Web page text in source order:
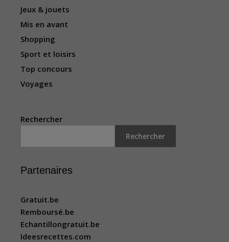
Jeux & jouets
Mis en avant
Shopping
Sport et loisirs
Top concours
Voyages
Rechercher
Rechercher
Partenaires
Gratuit.be
Remboursé.be
Echantillongratuit.be
Ideesrecettes.com